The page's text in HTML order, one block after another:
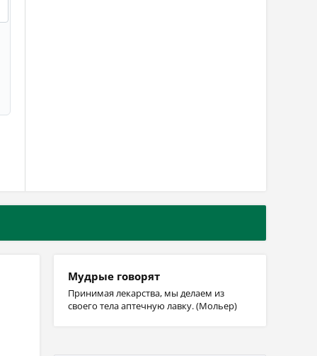
Мудрые говорят
Принимая лекарства, мы делаем из
своего тела аптечную лавку. (Мольер)